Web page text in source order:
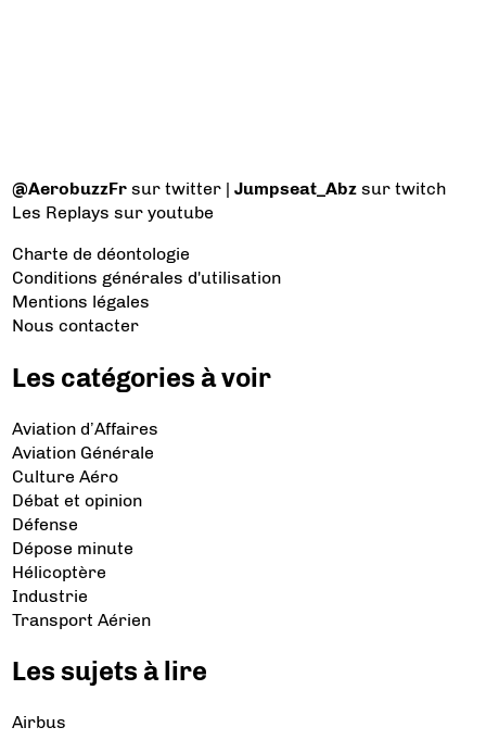
@AerobuzzFr sur twitter |Jumpseat_Abz sur twitch
Les Replays sur youtube
Charte de déontologie
Conditions générales d'utilisation
Mentions légales
Nous contacter
Les catégories à voir
Aviation d’Affaires
Aviation Générale
Culture Aéro
Débat et opinion
Défense
Dépose minute
Hélicoptère
Industrie
Transport Aérien
Les sujets à lire
Airbus